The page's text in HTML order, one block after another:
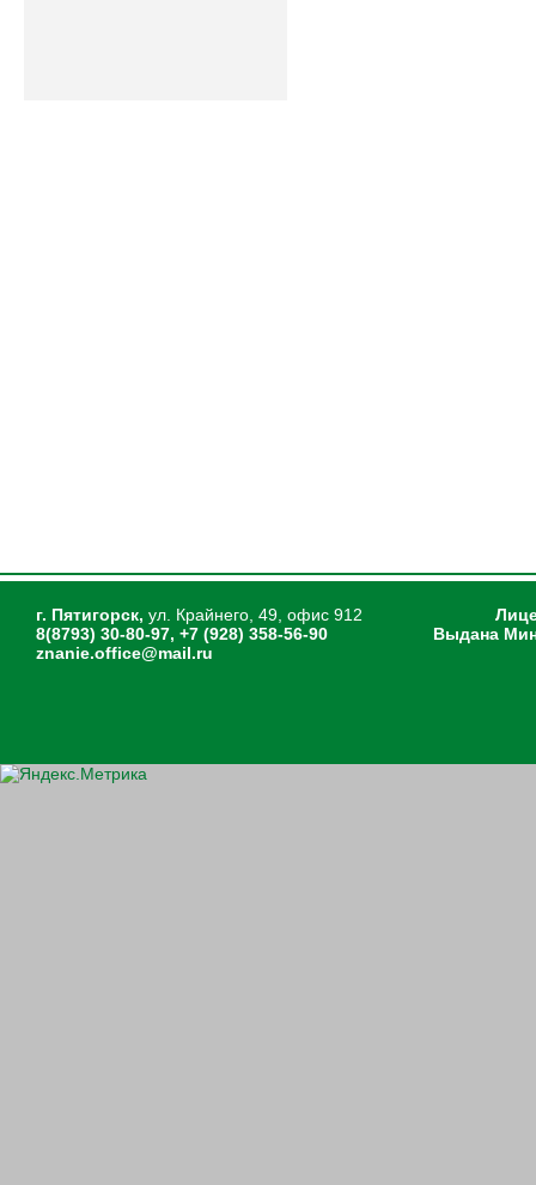
г. Пятигорск, ул. Крайнего, 49, офис 912
8(8793) 30-80-97, +7 (928) 358-56-90
znanie.office@mail.ru
Выдана